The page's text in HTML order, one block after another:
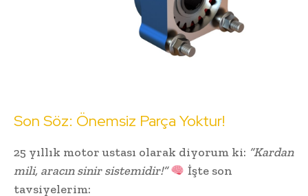
Son Söz: Önemsiz Parça Yoktur!
25 yıllık motor ustası olarak diyorum ki: “Kardan
mili, aracın sinir sistemidir!”
İşte son
tavsiyelerim: